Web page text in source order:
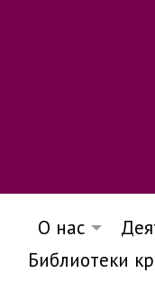
О нас
Библиотеки